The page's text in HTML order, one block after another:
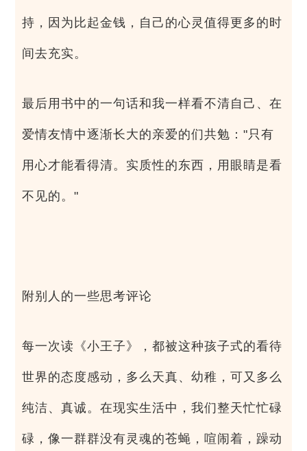
持，因为比起金钱，自己的心灵值得更多的时
间去充实。
最后用书中的一句话和我一样看不清自己、在
爱情友情中逐渐长大的亲爱的们共勉："只有
用心才能看得清。实质性的东西，用眼睛是看
不见的。"
附别人的一些思考评论
每一次读《小王子》，都被这种孩子式的看待
世界的态度感动，多么天真、幼稚，可又多么
纯洁、真诚。在现实生活中，我们整天忙忙碌
碌，像一群群没有灵魂的苍蝇，喧闹着，躁动